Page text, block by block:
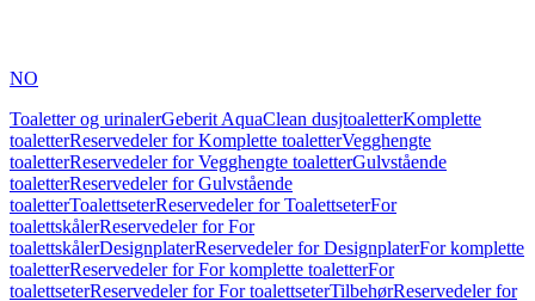
NO
Toaletter og urinalerGeberit AquaClean dusjtoaletterKomplette
toaletterReservedeler for Komplette toaletterVegghengte
toaletterReservedeler for Vegghengte toaletterGulvstående
toaletterReservedeler for Gulvstående
toaletterToalettseterReservedeler for ToalettseterFor
toalettskålerReservedeler for For
toalettskålerDesignplaterReservedeler for DesignplaterFor komplette
toaletterReservedeler for For komplette toaletterFor
toalettseterReservedeler for For toalettseterTilbehørReservedeler for